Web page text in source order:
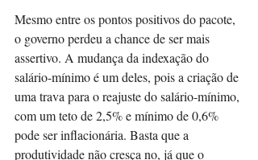
Mesmo entre os pontos positivos do pacote,
o governo perdeu a chance de ser mais
assertivo. A mudança da indexação do
salário-mínimo é um deles, pois a criação de
uma trava para o reajuste do salário-mínimo,
com um teto de 2,5% e mínimo de 0,6%
pode ser inflacionária. Basta que a
produtividade não cresça no, já que o